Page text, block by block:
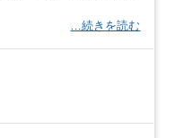
…続きを読む